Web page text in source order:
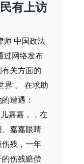
有上访
师 中国政法
过网络发布
关方面的
界”。 在求助
遭遇：
嘉嘉，，在
嘉嘉眼睛
残，一年
伤残赔偿